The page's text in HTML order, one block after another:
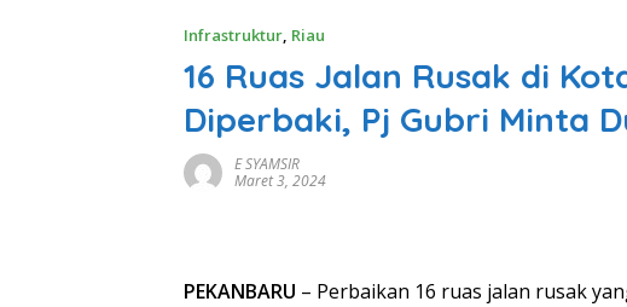
Infrastruktur, Riau
16 Ruas Jalan Rusak di
Diperbaki, Pj Gubri Minta
E SYAMSIR
Maret 3, 2024
PEKANBARU – Perbaikan 16 ruas jalan rusak